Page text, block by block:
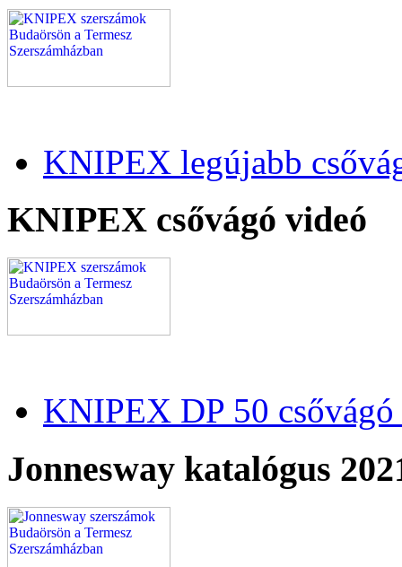
KNIPEX legújabb
KNIPEX csővágó videó
KNIPEX DP 50
Jonnesway katalógus